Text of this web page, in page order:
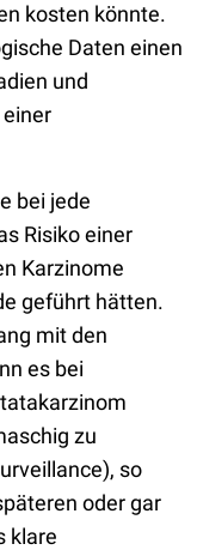
kosten könnte.
Daten einen
und
bei jede
Risiko einer
Karzinome
geführt hätten.
mit den
es bei
zu
so
oder gar
klare